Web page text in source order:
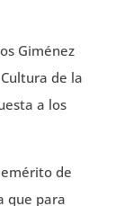
Giménez
de la
a los
de
que para